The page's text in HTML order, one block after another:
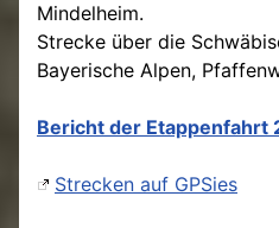
Mindelheim.
Strecke über die
Bayerische Alpen,
Bericht der Etappenfahrt
Strecken auf GPSies